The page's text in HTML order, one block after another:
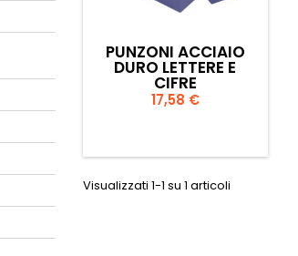
PUNZONI ACCIAIO
DURO LETTERE E
CIFRE
Prezzo
17,58 €
Visualizzati 1-1 su 1 articoli